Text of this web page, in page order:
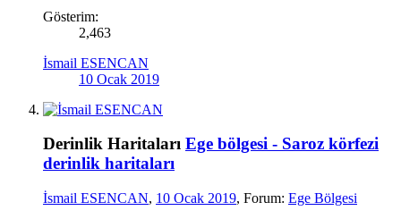
Gösterim:
2,463
İsmail ESENCAN
10 Ocak 2019
Derinlik Haritaları Ege bölgesi - Saroz körfezi
derinlik haritaları
İsmail ESENCAN, 10 Ocak 2019, Forum: Ege Bölgesi